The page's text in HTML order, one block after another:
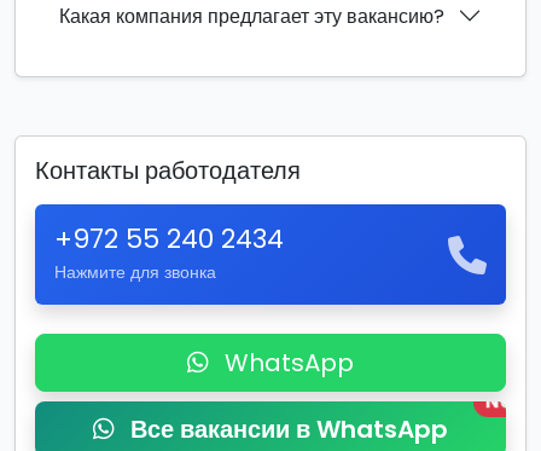
Какая компания предлагает эту вакансию?
Контакты работодателя
+972 55 240 2434
Нажмите для звонка
WhatsApp
Все вакансии в WhatsApp
New